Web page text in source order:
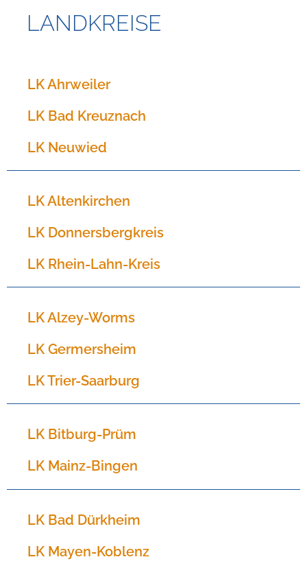
LANDKREISE
LK Ahrweiler
LK Bad Kreuznach
LK Neuwied
LK Altenkirchen
LK Donnersbergkreis
LK Rhein-Lahn-Kreis
LK Alzey-Worms
LK Germersheim
LK Trier-Saarburg​
LK Bitburg-Prüm
LK Mainz-Bingen​
LK Bad Dürkheim
LK Mayen-Koblenz